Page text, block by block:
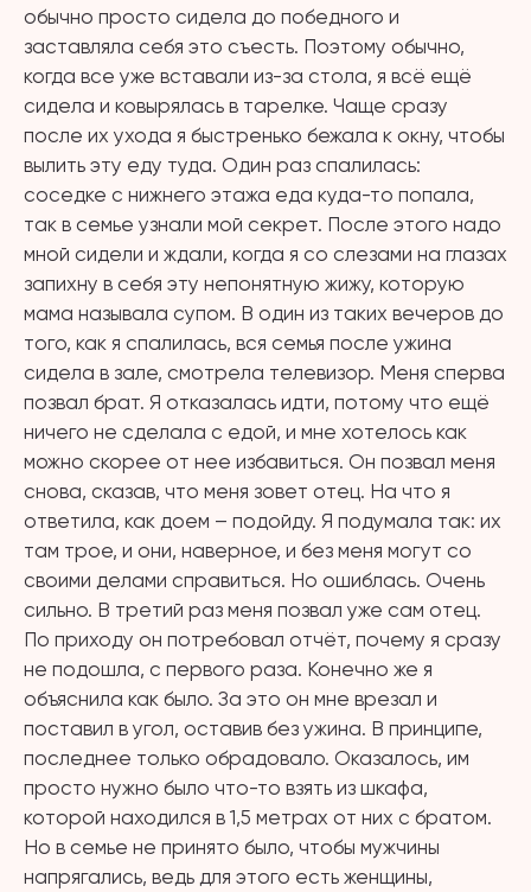
обычно просто сидела до победного и
заставляла себя это съесть. Поэтому обычно,
когда все уже вставали из-за стола, я всё ещё
сидела и ковырялась в тарелке. Чаще сразу
после их ухода я быстренько бежала к окну, чтобы
вылить эту еду туда. Один раз спалилась:
соседке с нижнего этажа еда куда-то попала,
так в семье узнали мой секрет. После этого надо
мной сидели и ждали, когда я со слезами на глазах
запихну в себя эту непонятную жижу, которую
мама называла супом. В один из таких вечеров до
того, как я спалилась, вся семья после ужина
сидела в зале, смотрела телевизор. Меня сперва
позвал брат. Я отказалась идти, потому что ещё
ничего не сделала с едой, и мне хотелось как
можно скорее от нее избавиться. Он позвал меня
снова, сказав, что меня зовет отец. На что я
ответила, как доем – подойду. Я подумала так: их
там трое, и они, наверное, и без меня могут со
своими делами справиться. Но ошиблась. Очень
сильно. В третий раз меня позвал уже сам отец.
По приходу он потребовал отчёт, почему я сразу
не подошла, с первого раза. Конечно же я
объяснила как было. За это он мне врезал и
поставил в угол, оставив без ужина. В принципе,
последнее только обрадовало. Оказалось, им
просто нужно было что-то взять из шкафа,
которой находился в 1,5 метрах от них с братом.
Но в семье не принято было, чтобы мужчины
напрягались, ведь для этого есть женщины,